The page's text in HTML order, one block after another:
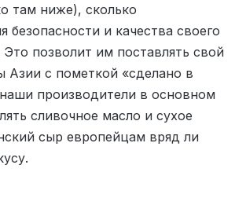
там ниже), сколько
безопасности и качества своего
позволит им поставлять свой
Азии с пометкой «сделано в
производители в основном
сливочное масло и сухое
сыр европейцам вряд ли